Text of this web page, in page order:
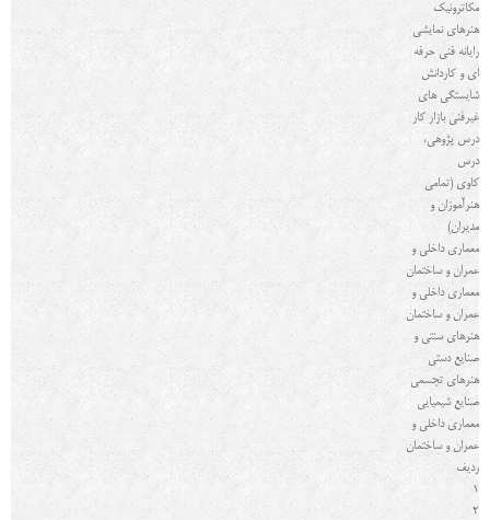
مکاترونیک
هنرهای نمایشی
رایانه فنی حرفه
ای و کاردانش
شایستگی های
غیرفنی بازار كار
درس پژوهی،
درس
کاوی (تمامی
هنرآموزان و
مدیران)
معماری داخلی و
عمران و ساختمان
معماری داخلی و
عمران و ساختمان
هنرهای سنتی و
صنایع دستی
هنرهای تجسمی
صنایع شیمیایی
معماری داخلی و
عمران و ساختمان
رديف
1
2